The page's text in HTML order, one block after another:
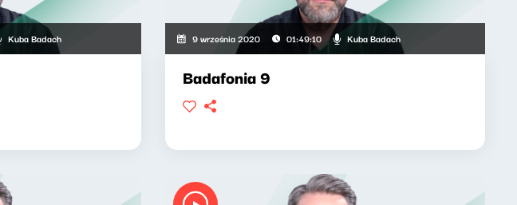
Kuba Badach 9 września 2020 01:49:10 Kuba Badach
Badafonia 9